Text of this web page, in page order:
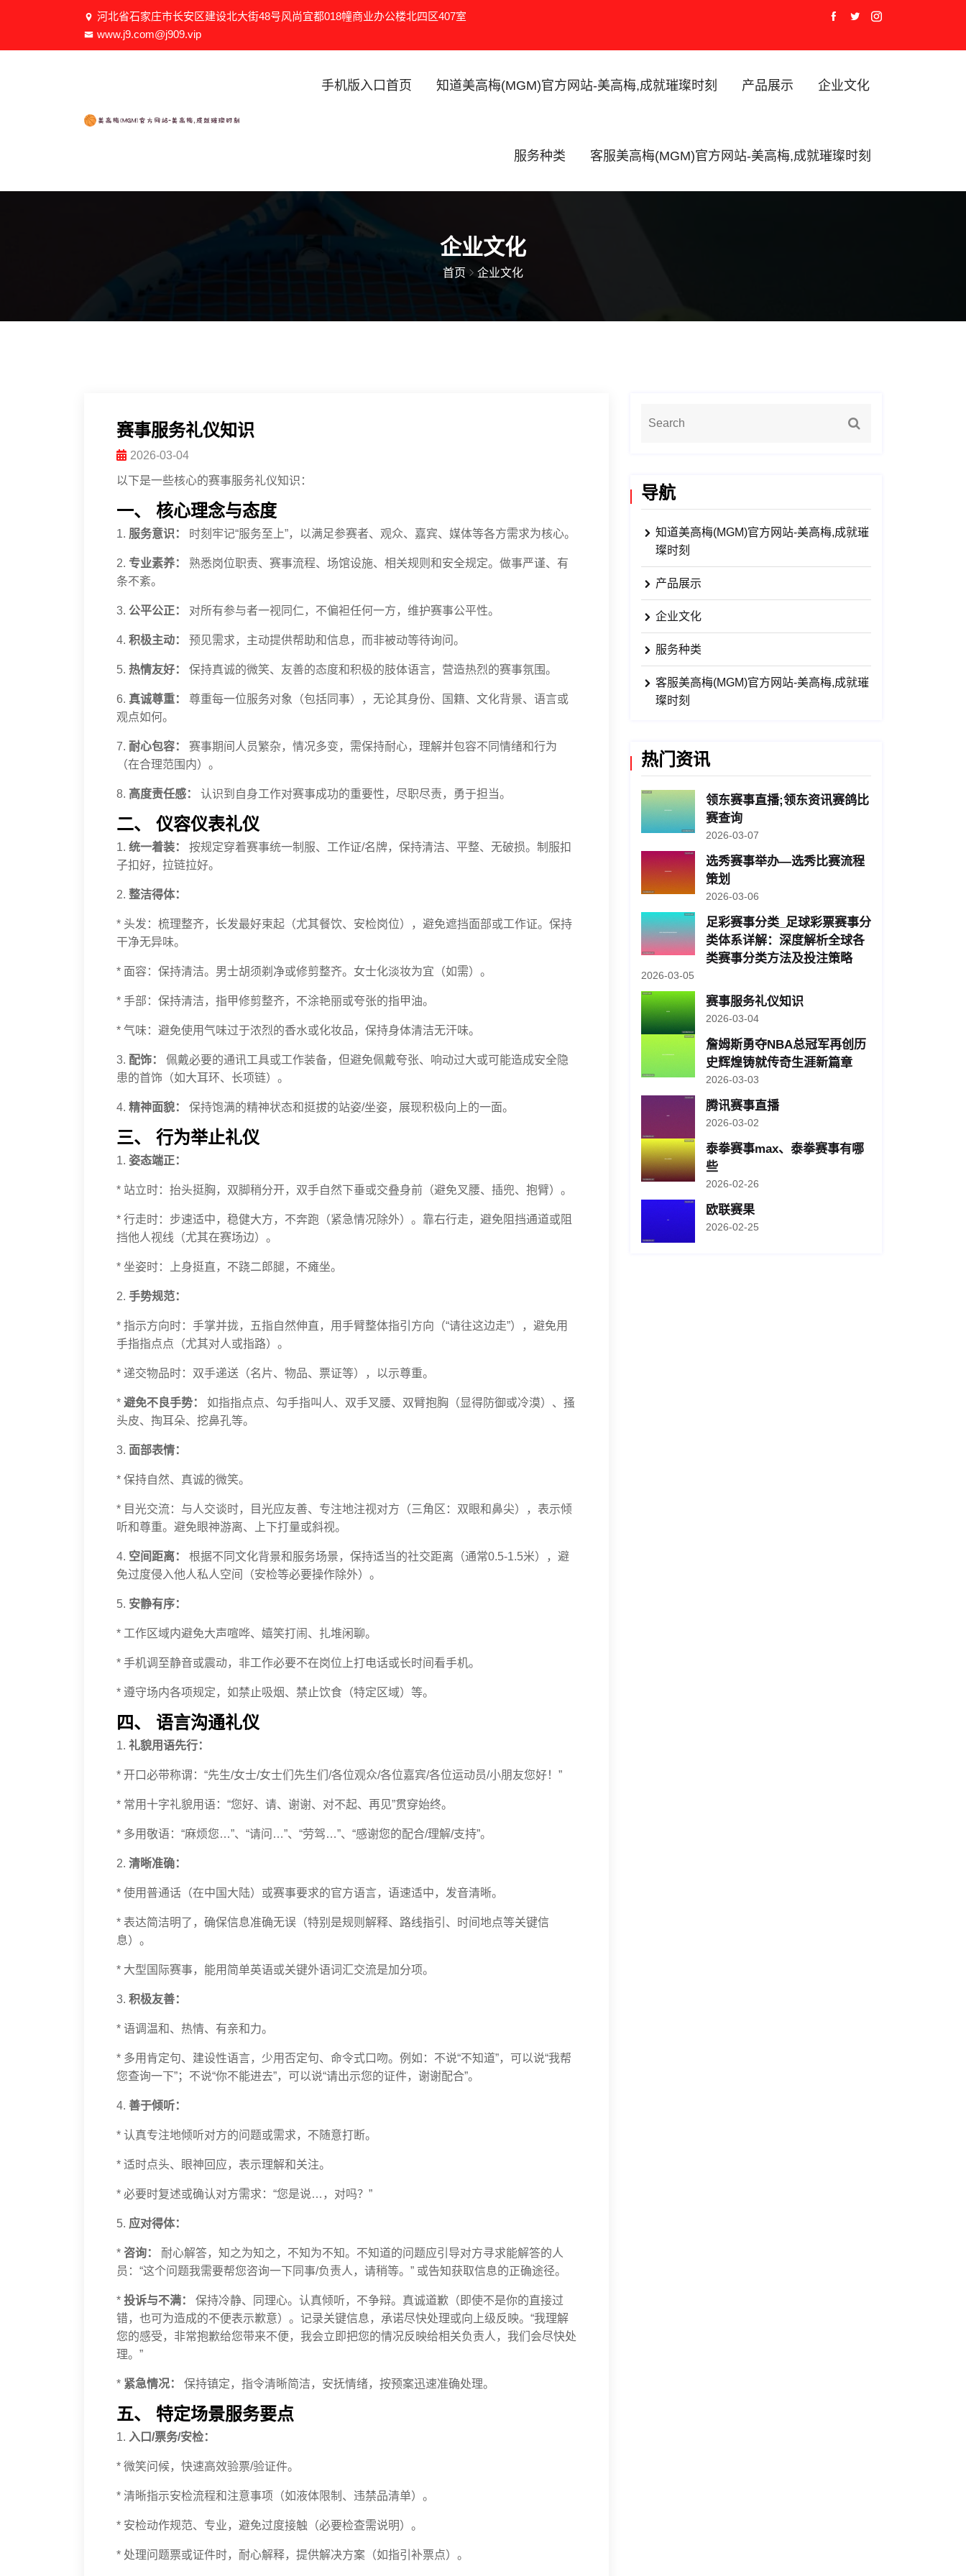
河北省石家庄市长安区建设北大街48号风尚宜都018幢商业办公楼北四区407室
www.j9.com@j909.vip
手机版入口首页 知道美高梅(MGM)官方网站-美高梅,成就璀璨时刻 产品展示 企业文化
服务种类 客服美高梅(MGM)官方网站-美高梅,成就璀璨时刻
企业文化
首页 企业文化
赛事服务礼仪知识
2026-03-04
以下是一些核心的赛事服务礼仪知识：
一、 核心理念与态度
1. 服务意识： 时刻牢记“服务至上”，以满足参赛者、观众、嘉宾、媒体等各方需求为核心。
2. 专业素养：
熟悉岗位职责、赛事流程、场馆设施、相关规则和安全规定。做事严谨、有
条不紊。
3. 公平公正： 对所有参与者一视同仁，不偏袒任何一方，维护赛事公平性。
4. 积极主动： 预见需求，主动提供帮助和信息，而非被动等待询问。
5. 热情友好： 保持真诚的微笑、友善的态度和积极的肢体语言，营造热烈的赛事氛围。
6. 真诚尊重：
尊重每一位服务对象（包括同事），无论其身份、国籍、文化背景、语言或
观点如何。
7. 耐心包容：
赛事期间人员繁杂，情况多变，需保持耐心，理解并包容不同情绪和行为
（在合理范围内）。
8. 高度责任感： 认识到自身工作对赛事成功的重要性，尽职尽责，勇于担当。
二、 仪容仪表礼仪
1. 统一着装：
按规定穿着赛事统一制服、工作证/名牌，保持清洁、平整、无破损。制服扣
子扣好，拉链拉好。
2. 整洁得体：
* 头发：梳理整齐，长发最好束起（尤其餐饮、安检岗位），避免遮挡面部或工作证。保持
干净无异味。
* 面容：保持清洁。男士胡须剃净或修剪整齐。女士化淡妆为宜（如需）。
* 手部：保持清洁，指甲修剪整齐，不涂艳丽或夸张的指甲油。
* 气味：避免使用气味过于浓烈的香水或化妆品，保持身体清洁无汗味。
3. 配饰：
佩戴必要的通讯工具或工作装备，但避免佩戴夸张、响动过大或可能造成安全隐
患的首饰（如大耳环、长项链）。
4. 精神面貌： 保持饱满的精神状态和挺拔的站姿/坐姿，展现积极向上的一面。
三、 行为举止礼仪
1. 姿态端正：
* 站立时：抬头挺胸，双脚稍分开，双手自然下垂或交叠身前（避免叉腰、插兜、抱臂）。
* 行走时：步速适中，稳健大方，不奔跑（紧急情况除外）。靠右行走，避免阻挡通道或阻
挡他人视线（尤其在赛场边）。
* 坐姿时：上身挺直，不跷二郎腿，不瘫坐。
2. 手势规范：
* 指示方向时：手掌并拢，五指自然伸直，用手臂整体指引方向（“请往这边走”），避免用
手指指点点（尤其对人或指路）。
* 递交物品时：双手递送（名片、物品、票证等），以示尊重。
* 避免不良手势：
如指指点点、勾手指叫人、双手叉腰、双臂抱胸（显得防御或冷漠）、搔
头皮、掏耳朵、挖鼻孔等。
3. 面部表情：
* 保持自然、真诚的微笑。
* 目光交流：与人交谈时，目光应友善、专注地注视对方（三角区：双眼和鼻尖），表示倾
听和尊重。避免眼神游离、上下打量或斜视。
4. 空间距离：
根据不同文化背景和服务场景，保持适当的社交距离（通常0.5-1.5米），避
免过度侵入他人私人空间（安检等必要操作除外）。
5. 安静有序：
* 工作区域内避免大声喧哗、嬉笑打闹、扎堆闲聊。
* 手机调至静音或震动，非工作必要不在岗位上打电话或长时间看手机。
* 遵守场内各项规定，如禁止吸烟、禁止饮食（特定区域）等。
四、 语言沟通礼仪
1. 礼貌用语先行：
* 开口必带称谓：“先生/女士/女士们先生们/各位观众/各位嘉宾/各位运动员/小朋友您好！”
* 常用十字礼貌用语：“您好、请、谢谢、对不起、再见”贯穿始终。
* 多用敬语：“麻烦您…”、“请问…”、“劳驾…”、“感谢您的配合/理解/支持”。
2. 清晰准确：
* 使用普通话（在中国大陆）或赛事要求的官方语言，语速适中，发音清晰。
* 表达简洁明了，确保信息准确无误（特别是规则解释、路线指引、时间地点等关键信
息）。
* 大型国际赛事，能用简单英语或关键外语词汇交流是加分项。
3. 积极友善：
* 语调温和、热情、有亲和力。
* 多用肯定句、建设性语言，少用否定句、命令式口吻。例如：不说“不知道”，可以说“我帮
您查询一下”；不说“你不能进去”，可以说“请出示您的证件，谢谢配合”。
4. 善于倾听：
* 认真专注地倾听对方的问题或需求，不随意打断。
* 适时点头、眼神回应，表示理解和关注。
* 必要时复述或确认对方需求：“您是说…，对吗？”
5. 应对得体：
* 咨询：
耐心解答，知之为知之，不知为不知。不知道的问题应引导对方寻求能解答的人
员：“这个问题我需要帮您咨询一下同事/负责人，请稍等。” 或告知获取信息的正确途径。
* 投诉与不满：
保持冷静、同理心。认真倾听，不争辩。真诚道歉（即使不是你的直接过
错，也可为造成的不便表示歉意）。记录关键信息，承诺尽快处理或向上级反映。“我理解
您的感受，非常抱歉给您带来不便，我会立即把您的情况反映给相关负责人，我们会尽快处
理。”
* 紧急情况： 保持镇定，指令清晰简洁，安抚情绪，按预案迅速准确处理。
五、 特定场景服务要点
1. 入口/票务/安检：
* 微笑问候，快速高效验票/验证件。
* 清晰指示安检流程和注意事项（如液体限制、违禁品清单）。
* 安检动作规范、专业，避免过度接触（必要检查需说明）。
* 处理问题票或证件时，耐心解释，提供解决方案（如指引补票点）。
导航
知道美高梅(MGM)官方网站-美高梅,成就璀
璨时刻
产品展示
企业文化
服务种类
客服美高梅(MGM)官方网站-美高梅,成就璀
璨时刻
热门资讯
领东赛事直播;领东资讯赛鸽比
赛查询
2026-03-07
选秀赛事举办—选秀比赛流程
策划
2026-03-06
足彩赛事分类_足球彩票赛事分
类体系详解：深度解析全球各
类赛事分类方法及投注策略
2026-03-05
赛事服务礼仪知识
2026-03-04
詹姆斯勇夺NBA总冠军再创历
史辉煌铸就传奇生涯新篇章
2026-03-03
腾讯赛事直播
2026-03-02
泰拳赛事max、泰拳赛事有哪
些
2026-02-26
欧联赛果
2026-02-25